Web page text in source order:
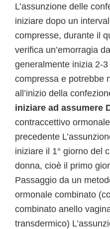
L’assunzione delle
iniziare dopo un
compresse, durante il
verifica un’emorragia
generalmente inizia 2-3
compressa e potrebbe
all’inizio della
iniziare ad assumere
contraccettivo
precedente
iniziare il 1° giorno del
donna, cioè il primo
Passaggio da un
ormonale combinato
combinato anello
transdermico)